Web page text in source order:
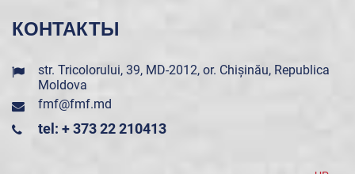
КОНТАКТЫ
str. Tricolorului, 39, MD-2012, or. Chișinău, Republica
Moldova
fmf@fmf.md
tel: + 373 22 210413